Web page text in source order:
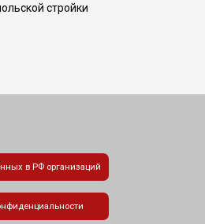
стройки
в РФ организаций